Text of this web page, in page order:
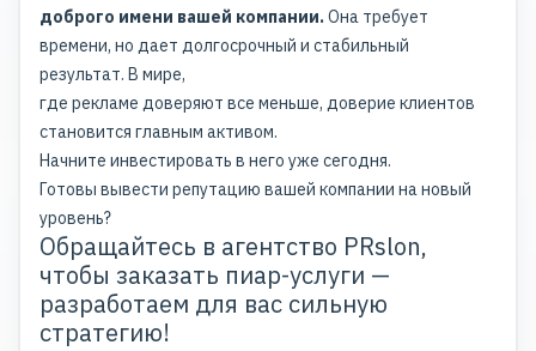
доброго имени вашей компании.Она требует
времени, но дает долгосрочный и стабильный
результат. В мире,
где рекламе доверяют все меньше, доверие клиентов
становится главным активом.
Начните инвестировать в него уже сегодня.
Готовы вывести репутацию вашей компании на новый
уровень?
Обращайтесь в агентство PRslon,
чтобы заказать пиар-услуги —
разработаем для вас сильную
стратегию!